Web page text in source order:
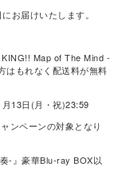
お届けいたします。
KING!! Map of The Mind -
はもれなく配送料が無料
13日(月・祝)23:59
ンペーンの対象となり
-』豪華Blu-ray BOX以